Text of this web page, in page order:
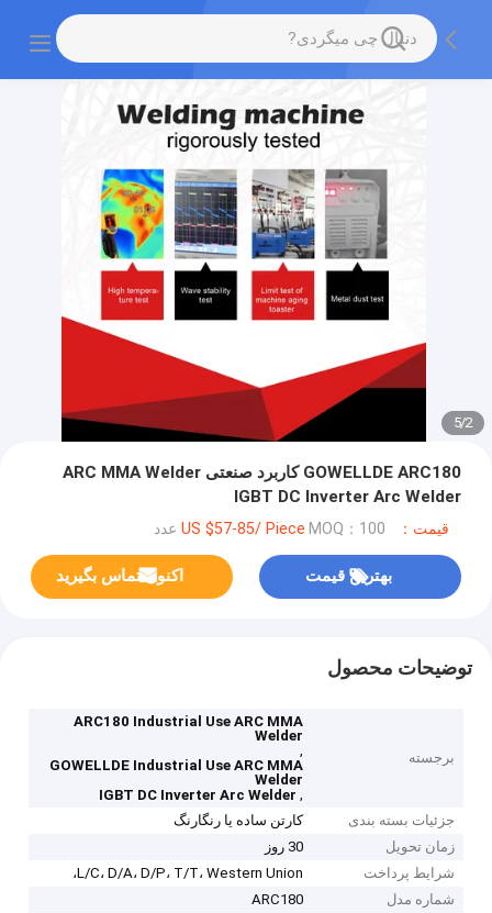
2
/
5
GOWELLDE ARC180 کاربرد صنعتی ARC MMA Welder
IGBT DC Inverter Arc Welder
قیمت：US $57-85/ Piece MOQ：100 عدد
بهترین قیمت اکنون تماس بگیرید
توضیحات محصول
برجسته
ARC180 Industrial Use ARC MMA
Welder
,
GOWELLDE Industrial Use ARC MMA
Welder
,
IGBT DC Inverter Arc Welder
جزئیات بسته بندی
کارتن ساده یا رنگارنگ
زمان تحویل
30 روز
شرایط پرداخت
L/C، D/A، D/P، T/T، Western Union،
شماره مدل
ARC180